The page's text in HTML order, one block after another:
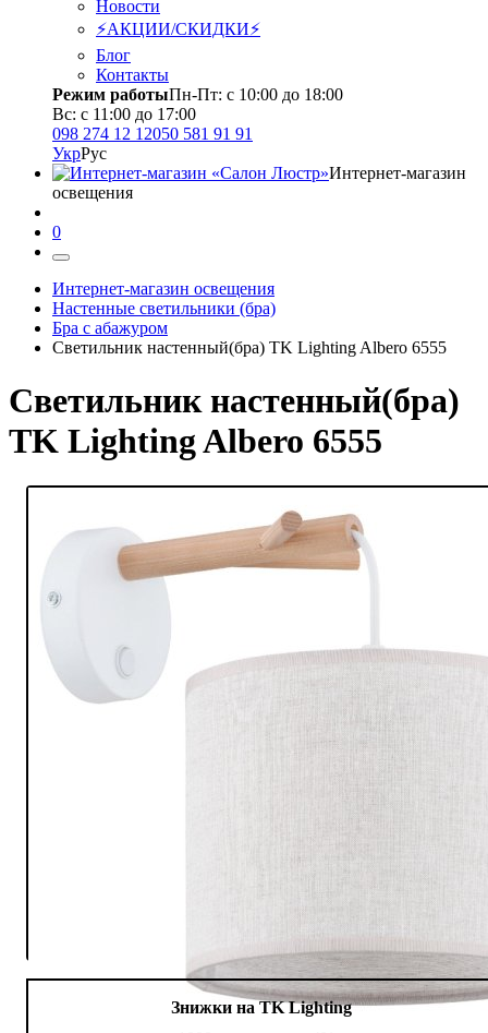
Новости
⚡АКЦИИ/СКИДКИ⚡
Блог
Контакты
Режим работыПн-Пт: с 10:00 до 18:00
Вс: с 11:00 до 17:00
098 274 12 12050 581 91 91
УкрРус
Интернет-магазин
освещения
0
Интернет-магазин освещения
Настенные светильники (бра)
Бра с абажуром
Светильник настенный(бра) TK Lighting Albero 6555
Светильник настенный(бра)
TK Lighting Albero 6555
Знижки на TK Lighting